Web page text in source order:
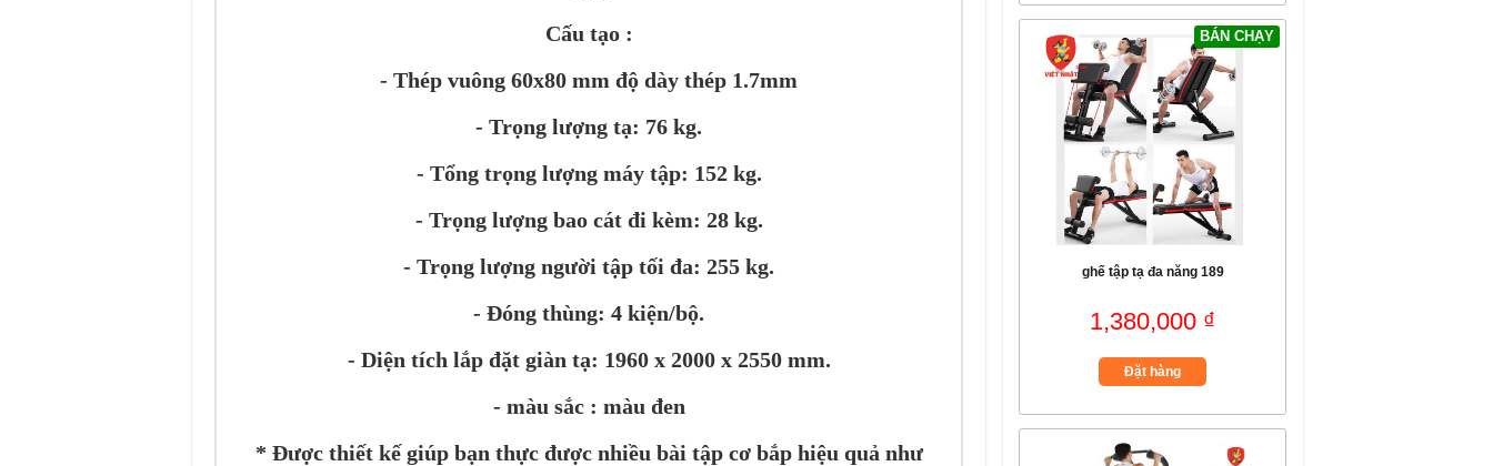
Cấu tạo :
- Thép vuông 60x80 mm độ dày thép 1.7mm
- Trọng lượng tạ: 76 kg.
- Tổng trọng lượng máy tập: 152 kg.
- Trọng lượng bao cát đi kèm: 28 kg.
- Trọng lượng người tập tối đa: 255 kg.
- Đóng thùng: 4 kiện/bộ.
- Diện tích lắp đặt giàn tạ: 1960 x 2000 x 2550 mm.
- màu sắc : màu đen
* Được thiết kế giúp bạn thực được nhiều bài tập cơ bắp hiệu quả như
BÁN CHẠY
ghế tập tạ đa năng 189
1,380,000 ₫
Đặt hàng